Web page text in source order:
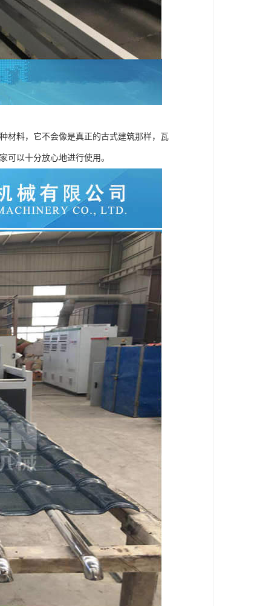
材料，它不会像是真正的古式建筑那样，瓦
可以十分放心地进行使用。